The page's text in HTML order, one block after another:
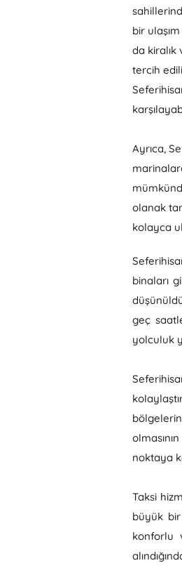
bir
da kiralık
tercih
Ayrıca,
olanak
kolayca
binaları
geç
yolculuk
noktaya
Taksi
büyük
konforlu